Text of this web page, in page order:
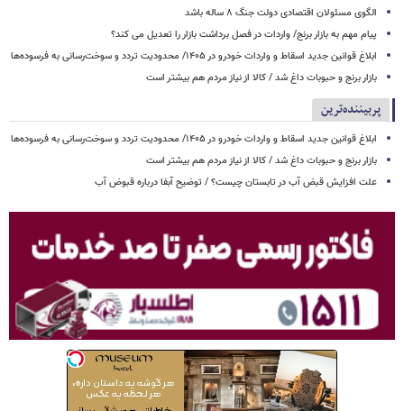
الگوی مسئولان اقتصادی دولت جنگ ۸ ساله باشد
پیام مهم به بازار برنج/ واردات در فصل برداشت بازار را تعدیل می کند؟
ابلاغ قوانین جدید اسقاط و واردات خودرو در ۱۴۰۵/ محدودیت تردد و سوخت‌رسانی به فرسوده‌ها
بازار برنج و حبوبات داغ شد / کالا از نیاز مردم هم بیشتر است
پربیننده‌ترین
ابلاغ قوانین جدید اسقاط و واردات خودرو در ۱۴۰۵/ محدودیت تردد و سوخت‌رسانی به فرسوده‌ها
بازار برنج و حبوبات داغ شد / کالا از نیاز مردم هم بیشتر است
علت افزایش قبض آب در تابستان چیست؟ / توضیح آبفا درباره قبوض آب